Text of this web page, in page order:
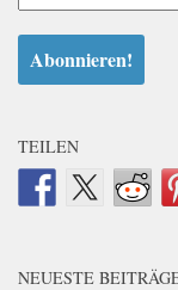
TEILEN
NEUESTE